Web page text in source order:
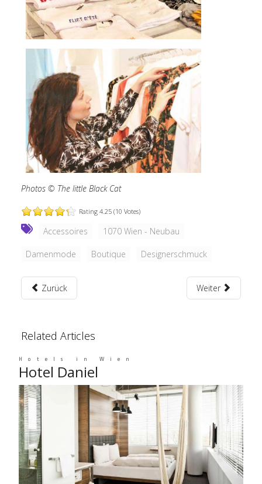
Photos © The little Black Cat
Rating 4.25 (10 Votes)
Accessoires 1070 Wien - Neubau
Damenmode Boutique Designerschmuck
Zurück Weiter
Related Articles
Hotels in Wien
Hotel Daniel